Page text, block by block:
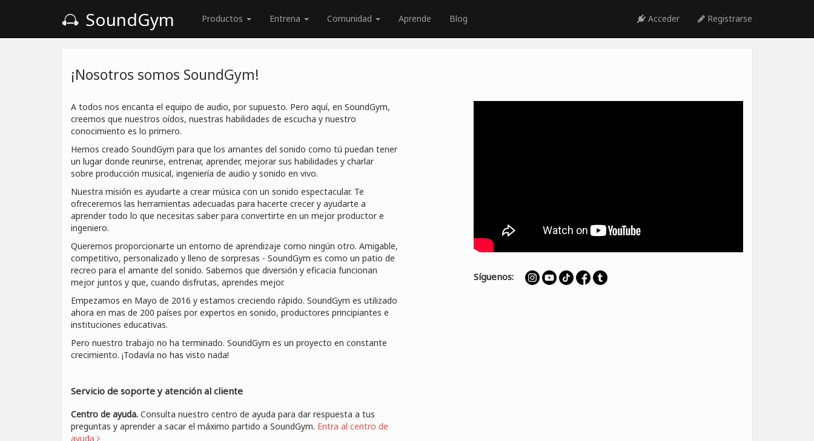
SoundGym Productos Entrena Comunidad Aprende Blog Acceder Registrarse
¡Nosotros somos SoundGym!
A todos nos encanta el equipo de audio, por supuesto. Pero aquí, en SoundGym,
creemos que nuestros oídos, nuestras habilidades de escucha y nuestro
conocimiento es lo primero.
Hemos creado SoundGym para que los amantes del sonido como tú puedan tener
un lugar donde reunirse, entrenar, aprender, mejorar sus habilidades y charlar
sobre producción musical, ingeniería de audio y sonido en vivo.
Nuestra misión es ayudarte a crear música con un sonido espectacular. Te
ofreceremos las herramientas adecuadas para hacerte crecer y ayudarte a
aprender todo lo que necesitas saber para convertirte en un mejor productor e
ingeniero.
Queremos proporcionarte un entorno de aprendizaje como ningún otro. Amigable,
competitivo, personalizado y lleno de sorpresas - SoundGym es como un patio de
recreo para el amante del sonido. Sabemos que diversión y eficacia funcionan
mejor juntos y que, cuando disfrutas, aprendes mejor.
Empezamos en Mayo de 2016 y estamos creciendo rápido. SoundGym es utilizado
ahora en mas de 200 países por expertos en sonido, productores principiantes e
instituciones educativas.
Pero nuestro trabajo no ha terminado. SoundGym es un proyecto en constante
crecimiento. ¡Todavía no has visto nada!
Servicio de soporte y atención al cliente
Centro de ayuda. Consulta nuestro centro de ayuda para dar respuesta a tus
preguntas y aprender a sacar el máximo partido a SoundGym. Entra al centro de
ayuda
Síguenos: